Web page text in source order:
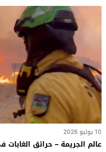
10 يوليو 2026
عالم الجريمة – حرائق الغابات في